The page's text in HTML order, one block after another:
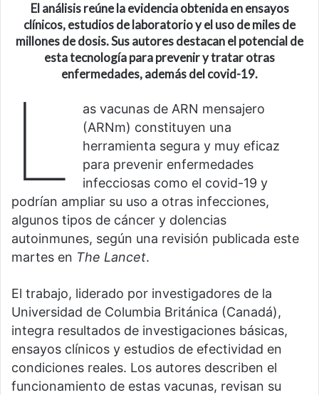
El análisis reúne la evidencia obtenida en ensayos
clínicos, estudios de laboratorio y el uso de miles de
millones de dosis. Sus autores destacan el potencial de
esta tecnología para prevenir y tratar otras
enfermedades, además del covid-19.
L
as vacunas de ARN mensajero
(ARNm) constituyen una
herramienta segura y muy eficaz
para prevenir enfermedades
infecciosas como el covid-19 y
podrían ampliar su uso a otras infecciones,
algunos tipos de cáncer y dolencias
autoinmunes, según una revisión publicada este
martes en The Lancet.
El trabajo, liderado por investigadores de la
Universidad de Columbia Británica (Canadá),
integra resultados de investigaciones básicas,
ensayos clínicos y estudios de efectividad en
condiciones reales. Los autores describen el
funcionamiento de estas vacunas, revisan su